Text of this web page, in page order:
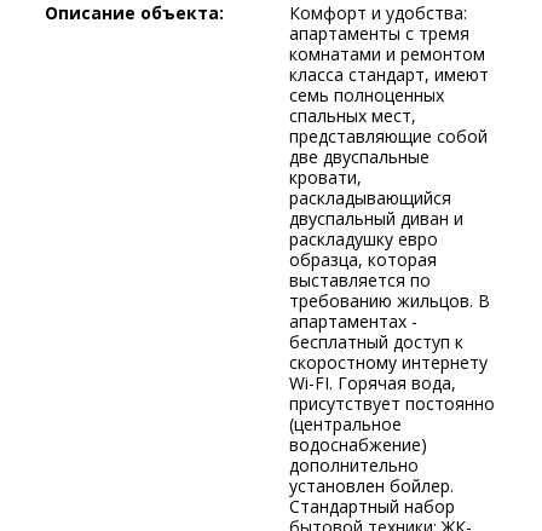
Описание объекта:
Комфорт и удобства:
апартаменты с тремя
комнатами и ремонтом
класса стандарт, имеют
семь полноценных
спальных мест,
представляющие собой
две двуспальные
кровати,
раскладывающийся
двуспальный диван и
раскладушку евро
образца, которая
выставляется по
требованию жильцов. В
апартаментах -
бесплатный доступ к
скоростному интернету
Wi-FI. Горячая вода,
присутствует постоянно
(центральное
водоснабжение)
дополнительно
установлен бойлер.
Стандартный набор